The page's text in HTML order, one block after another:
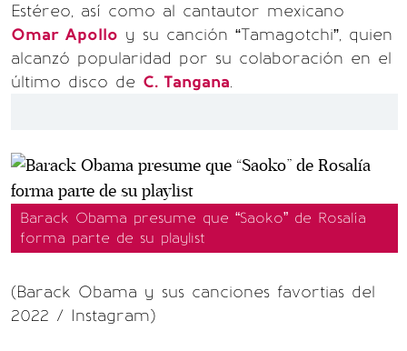
Estéreo, así como al cantautor mexicano
Omar Apollo y su canción “Tamagotchi”, quien
alcanzó popularidad por su colaboración en el
último disco de C. Tangana.
Barack Obama presume que “Saoko” de Rosalía
forma parte de su playlist
(Barack Obama y sus canciones favortias del
2022 / Instagram)